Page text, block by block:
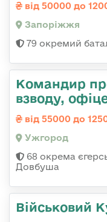
від 50000 до
Запоріжжя
79 окремий
Командир
взводу,
від 55000 до
Ужгород
68 окрема
Довбуша
Військовий